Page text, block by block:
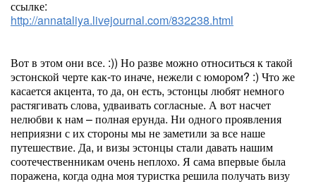
ссылке:
http://annataliya.livejournal.com/832238.html
Вот в этом они все. :)) Но разве можно относиться к такой
эстонской черте как-то иначе, нежели с юмором? :) Что же
касается акцента, то да, он есть, эстонцы любят немного
растягивать слова, удваивать согласные. А вот насчет
нелюбви к нам – полная ерунда. Ни одного проявления
неприязни с их стороны мы не заметили за все наше
путешествие. Да, и визы эстонцы стали давать нашим
соотечественникам очень неплохо. Я сама впервые была
поражена, когда одна моя туристка решила получать визу